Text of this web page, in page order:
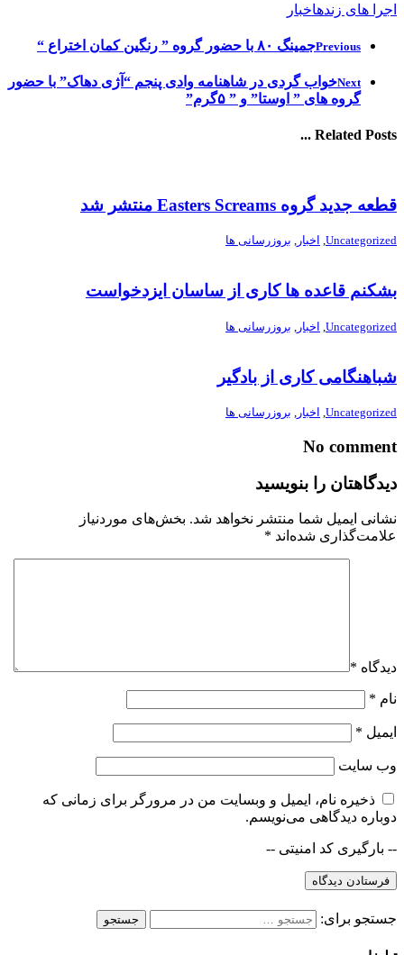
اجرا های زندهاخبار
Previousجمینگ ۸۰ با حضور گروه ” رنگین کمان اختراع “
Nextخواب گردی در شاهنامه وادی پنجم “آژی دهاک” با حضور
گروه های ” اوستا” و ” ۵گرم”
Related Posts ...
قطعه جدید گروه Easters Screams منتشر شد
Uncategorized
, اخبار , بروزرسانی ها
بشکنم قاعده ها کاری از ساسان ایزدخواست
Uncategorized اخبار بروزرسانی ها
شباهنگامی کاری از بادگیر
Uncategorized
, اخبار , بروزرسانی ها
No comment
دیدگاهتان را بنویسید
نشانی ایمیل شما منتشر نخواهد شد. بخش‌های موردنیاز
علامت‌گذاری شده‌اند *
دیدگاه *
نام *
ایمیل *
وب‌ سایت
ذخیره نام، ایمیل و وبسایت من در مرورگر برای زمانی که
دوباره دیدگاهی می‌نویسم.
-- بارگیری کد امنیتی --
فرستادن دیدگاه
جستجو برای: جستجو